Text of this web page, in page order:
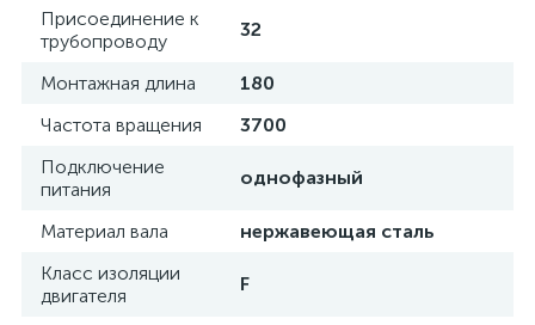
Присоединение к
трубопроводу
32
Монтажная длина
180
Частота вращения
3700
Подключение
питания
однофазный
Материал вала
нержавеющая сталь
Класс изоляции
двигателя
F